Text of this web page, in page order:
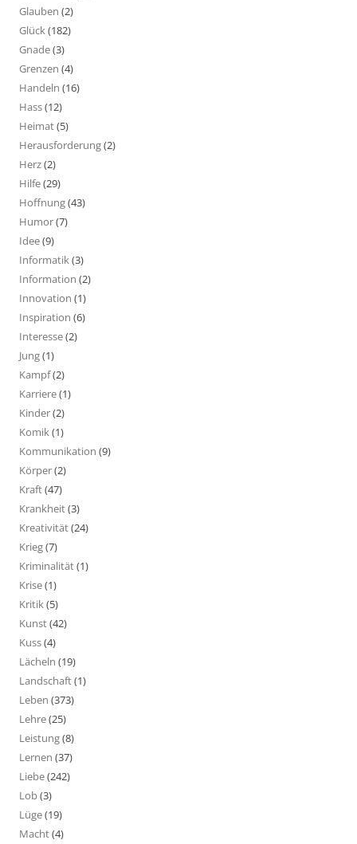
Glauben (2)
Glück(182)
Gnade(3)
Grenzen (4)
Handeln (16)
Hass(12)
Heimat(5)
Herausforderung(2)
Herz(2)
Hilfe(29)
Hoffnung(43)
Humor(7)
Idee(9)
Informatik(3)
Information (2)
Innovation (1)
Inspiration (6)
Interesse(2)
Jung(1)
Kampf(2)
Karriere(1)
Kinder(2)
Komik(1)
Kommunikation (9)
Körper(2)
Kraft(47)
Krankheit(3)
Kreativität(24)
Krieg(7)
Kriminalität(1)
Krise(1)
Kritik(5)
Kunst(42)
Kuss(4)
Lächeln (19)
Landschaft(1)
Leben (373)
Lehre(25)
Leistung(8)
Lernen (37)
Liebe(242)
Lob(3)
Lüge(19)
Macht(4)